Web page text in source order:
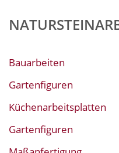
Bauarbeiten
Gartenfiguren
Küchenarbeitsplatten
Gartenfiguren